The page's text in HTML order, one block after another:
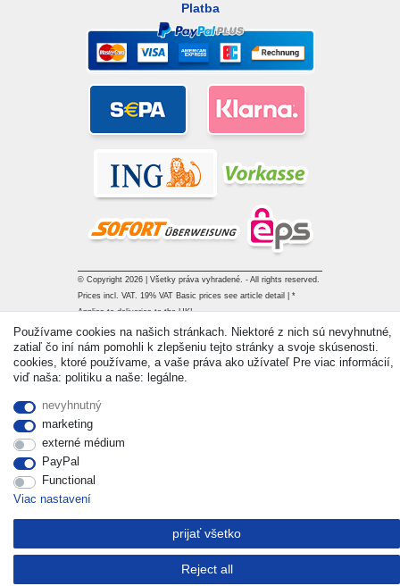
Platba
© Copyright 2026 | Všetky práva vyhradené. - All rights reserved.
Prices incl. VAT. 19% VAT Basic prices see article detail | *
Applies to deliveries to the UK!
Používame cookies na našich stránkach. Niektoré z nich sú nevyhnutné,
zatiaľ čo iní nám pomohli k zlepšeniu tejto stránky a svoje skúsenosti.
cookies, ktoré používame, a vaše práva ako užívateľ Pre viac informácií,
viď naša: politiku a naše: legálne.
nevyhnutný
marketing
externé médium
PayPal
Functional
Viac nastavení
prijať všetko
Reject all
Withdraw from contract here Kontakt